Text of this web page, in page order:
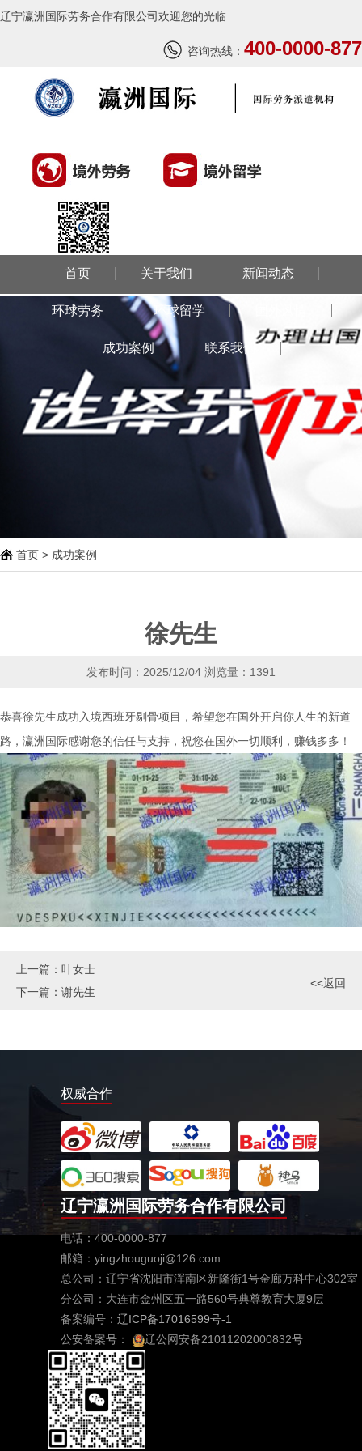
辽宁瀛洲国际劳务合作有限公司欢迎您的光临
咨询热线： 400-0000-877
首页 关于我们 新闻动态
环球劳务 环球留学
成功案例 联系我们
首页 > 成功案例
徐先生
发布时间：2025/12/04 浏览量：1391
恭喜徐先生成功入境西班牙剔骨项目，希望您在国外开启你人生的新道
路，瀛洲国际感谢您的信任与支持，祝您在国外一切顺利，赚钱多多！
上一篇： 叶女士
下一篇： 谢先生
<<返回
权威合作
辽宁瀛洲国际劳务合作有限公司
电话：400-0000-877
邮箱：yingzhouguoji@126.com
总公司：辽宁省沈阳市浑南区新隆街1号金廊万科中心302室
分公司：大连市金州区五一路560号典尊教育大厦9层
备案编号： 辽ICP备17016599号-1
公安备案号：
辽公网安备21011202000832号